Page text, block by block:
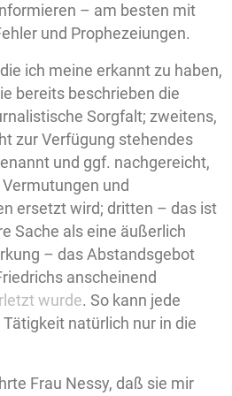
– am besten mit
und Prophezeiungen.
ich meine erkannt zu haben,
bereits beschrieben die
Sorgfalt; zweitens,
zur Verfügung stehendes
und ggf. nachgereicht,
und
ersetzt wird; dritten – das ist
Sache als eine äußerlich
– das Abstandsgebot
anscheinend
wurde. So kann jede
natürlich nur in die
Frau Nessy, daß sie mir